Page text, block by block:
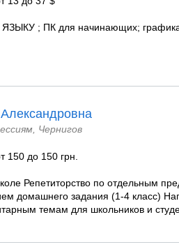
; ПК для начинающих;
Чернигов
150 до 150 грн.
Репетиторство по отдельным
домашнего задания (1-4 класс)
темам для школьников и